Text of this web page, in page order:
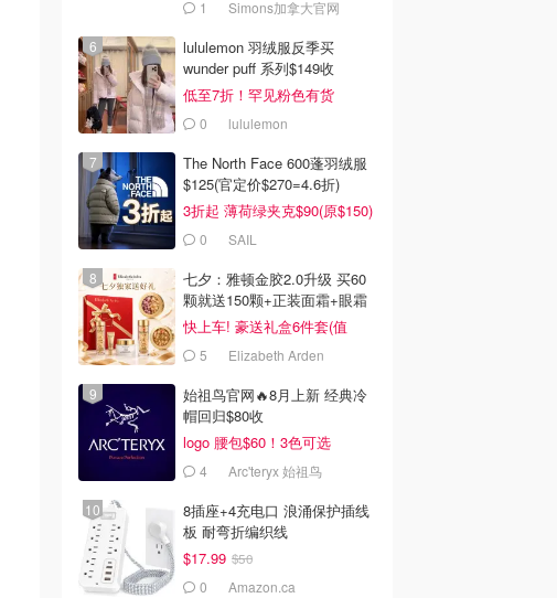
1 Simons加拿大官网
lululemon 羽绒服反季买
wunder puff 系列$149收
低至7折！罕见粉色有货
0 lululemon
The North Face 600蓬羽绒服
$125(官定价$270=4.6折)
3折起 薄荷绿夹克$90(原$150)
0 SAIL
七夕：雅顿金胶2.0升级 买60
颗就送150颗+正装面霜+眼霜
快上车! 豪送礼盒6件套(值
$596)
5 Elizabeth Arden
始祖鸟官网🔥8月上新 经典冷
帽回归$80收
logo 腰包$60！3色可选
4 Arc'teryx 始祖鸟
8插座+4充电口 浪涌保护插线
板 耐弯折编织线
$17.99 $50
0 Amazon.ca